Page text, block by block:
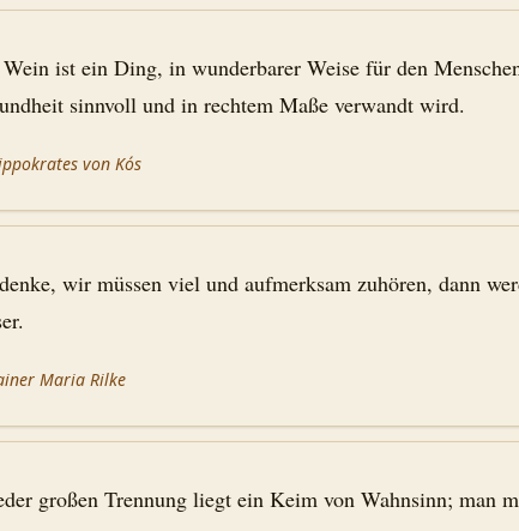
ist ein Ding, in wunderbarer Weise für den
sinnvoll und in rechtem Maße verwandt wird.
von Kós
wir müssen viel und aufmerksam zuhören, dann
Maria Rilke
großen Trennung liegt ein Keim von Wahnsinn; man